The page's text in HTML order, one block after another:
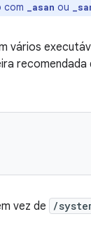
com
_asan ou
vários
vez de /